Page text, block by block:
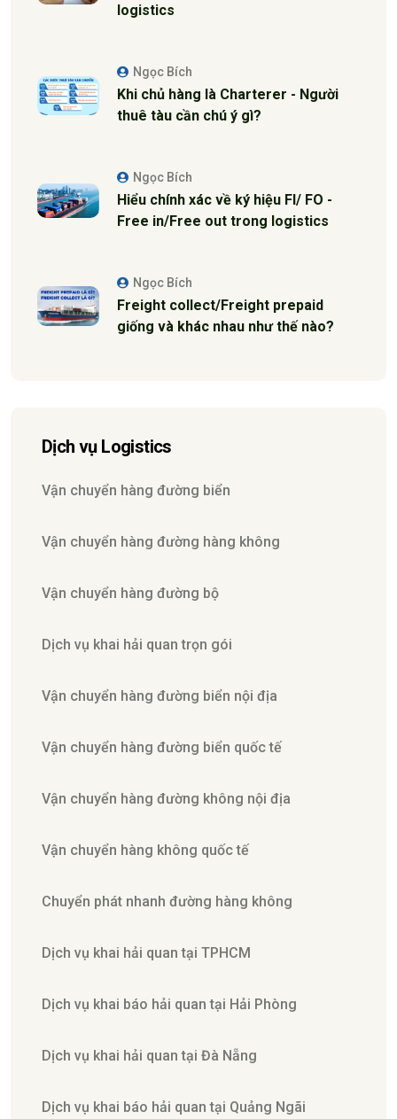
logistics
Ngọc Bích
Khi chủ hàng là Charterer - Người
thuê tàu cần chú ý gì?
Ngọc Bích
Hiểu chính xác về ký hiệu FI/ FO -
Free in/Free out trong logistics
Ngọc Bích
Freight collect/Freight prepaid
giống và khác nhau như thế nào?
Dịch vụ Logistics
Vận chuyển hàng đường biển
Vận chuyển hàng đường hàng không
Vận chuyển hàng đường bộ
Dịch vụ khai hải quan trọn gói
Vận chuyển hàng đường biển nội địa
Vận chuyển hàng đường biển quốc tế
Vận chuyển hàng đường không nội địa
Vận chuyển hàng không quốc tế
Chuyển phát nhanh đường hàng không
Dịch vụ khai hải quan tại TPHCM
Dịch vụ khai báo hải quan tại Hải Phòng
Dịch vụ khai hải quan tại Đà Nẵng
Dịch vụ khai báo hải quan tại Quảng Ngãi